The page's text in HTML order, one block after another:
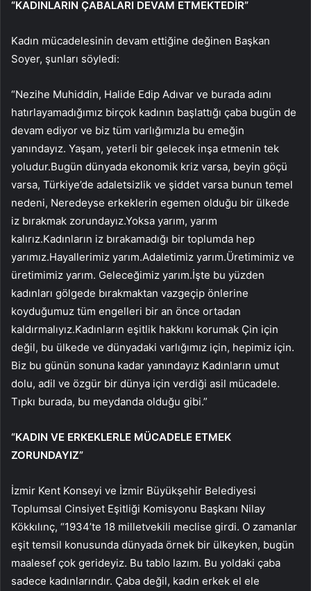
“KADINLARIN ÇABALARI DEVAM ETMEKTEDİR”
Kadın mücadelesinin devam ettiğine değinen Başkan
Soyer, şunları söyledi:
“Nezihe Muhiddin, Halide Edip Adıvar ve burada adını
hatırlayamadığımız birçok kadının başlattığı çaba bugün de
devam ediyor ve biz tüm varlığımızla bu emeğin
yanındayız. Yaşam, yeterli bir gelecek inşa etmenin tek
yoludur.Bugün dünyada ekonomik kriz varsa, beyin göçü
varsa, Türkiye’de adaletsizlik ve şiddet varsa bunun temel
nedeni, Neredeyse erkeklerin egemen olduğu bir ülkede
iz bırakmak zorundayız.Yoksa yarım, yarım
kalırız.Kadınların iz bırakamadığı bir toplumda hep
yarımız.Hayallerimiz yarım.Adaletimiz yarım.Üretimimiz ve
üretimimiz yarım. Geleceğimiz yarım.İşte bu yüzden
kadınları gölgede bırakmaktan vazgeçip önlerine
koyduğumuz tüm engelleri bir an önce ortadan
kaldırmalıyız.Kadınların eşitlik hakkını korumak Çin için
değil, bu ülkede ve dünyadaki varlığımız için, hepimiz için.
Biz bu günün sonuna kadar yanındayız Kadınların umut
dolu, adil ve özgür bir dünya için verdiği asil mücadele.
Tıpkı burada, bu meydanda olduğu gibi.”
“KADIN VE ERKEKLERLE MÜCADELE ETMEK
ZORUNDAYIZ”
İzmir Kent Konseyi ve İzmir Büyükşehir Belediyesi
Toplumsal Cinsiyet Eşitliği Komisyonu Başkanı Nilay
Kökkılınç, “1934’te 18 milletvekili meclise girdi. O zamanlar
eşit temsil konusunda dünyada örnek bir ülkeyken, bugün
maalesef çok gerideyiz. Bu tablo lazım. Bu yoldaki çaba
sadece kadınlarındır. Çaba değil, kadın erkek el ele